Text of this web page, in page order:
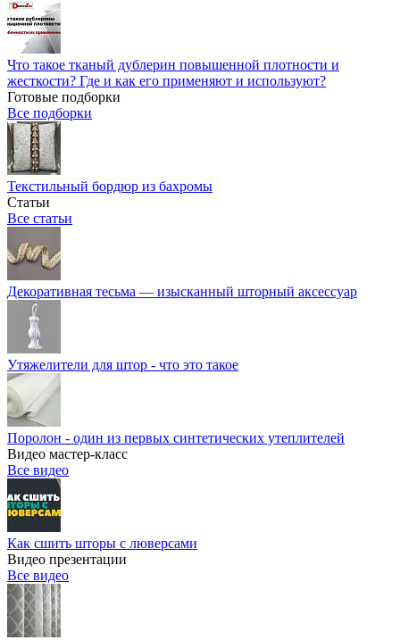
Что такое тканый дублерин повышенной плотности и
жесткости? Где и как его применяют и используют?
Готовые подборки
Все подборки
Текстильный бордюр из бахромы
Статьи
Все статьи
Декоративная тесьма — изысканный шторный аксессуар
Утяжелители для штор - что это такое
Поролон - один из первых синтетических утеплителей
Видео мастер-класс
Все видео
Как сшить шторы с люверсами
Видео презентации
Все видео